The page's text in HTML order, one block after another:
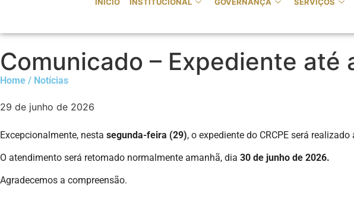
Comunicado – Expediente
Home / Notícias
29 de junho de 2026
Excepcionalmente, nesta segunda-feira (29), o expediente do CRCPE será
O atendimento será retomado normalmente amanhã, dia 30 de junho de 2026.
Agradecemos a compreensão.